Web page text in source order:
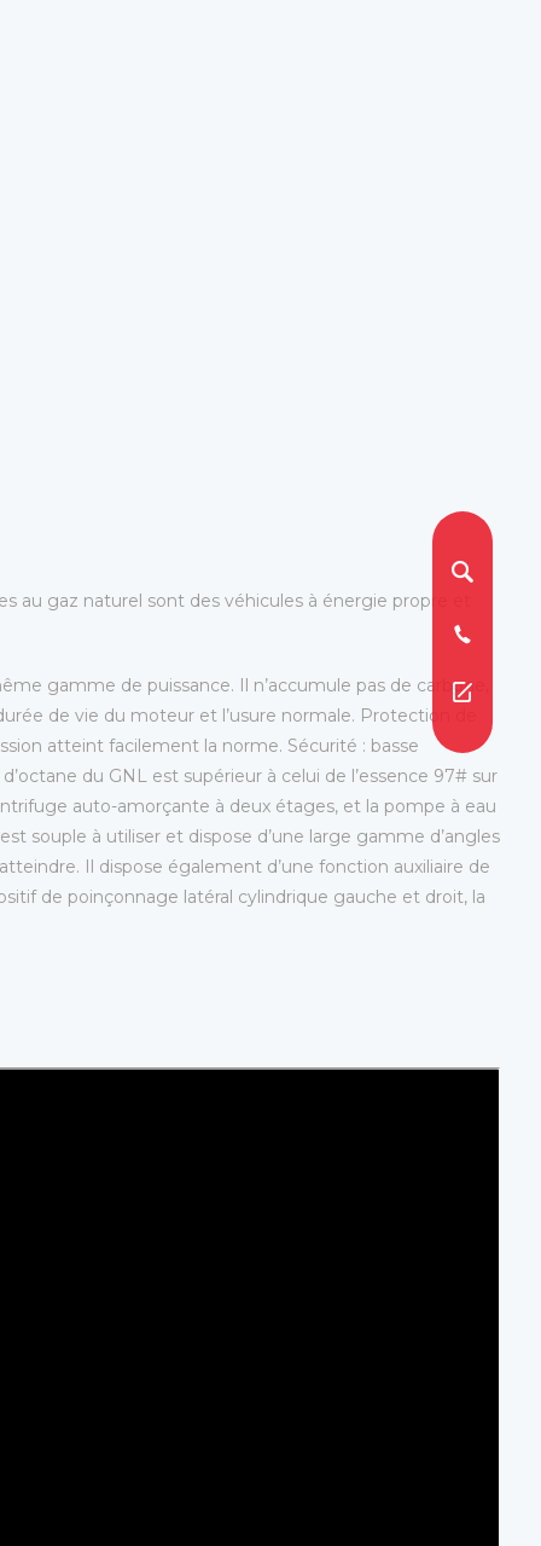
au gaz naturel sont des véhicules à énergie propre et
gamme de puissance. Il n’accumule pas de carbone,
de vie du moteur et l’usure normale. Protection de
atteint facilement la norme. Sécurité : basse
du GNL est supérieur à celui de l’essence 97# sur
auto-amorçante à deux étages, et la pompe à eau
souple à utiliser et dispose d’une large gamme d’angles
Il dispose également d’une fonction auxiliaire de
de poinçonnage latéral cylindrique gauche et droit, la